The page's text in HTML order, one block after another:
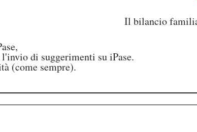
Il bilancio
di suggerimenti su iPase.
(come sempre).